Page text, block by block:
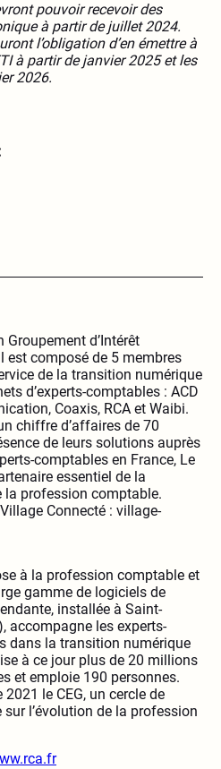
pouvoir recevoir des
à partir de juillet 2024.
l’obligation d’en émettreà
à partir de janvier 2025 et les
2026.
Groupement d’Intérêt
est composé de 5 membres
de la transition numérique
d’experts-comptables : ACD
Coaxis, RCA et Waibi.
chiffre d’affaires de 70
de leurs solutions auprès
comptables en France, Le
essentiel de la
profession comptable.
Connecté : village-
à la profession comptable et
gamme de logiciels de
installée à Saint-
accompagne les experts-
dans la transition numérique
à ce jour plus de 20 millions
et emploie 190 personnes.
le CEG, un cercle de
l’évolution de la profession